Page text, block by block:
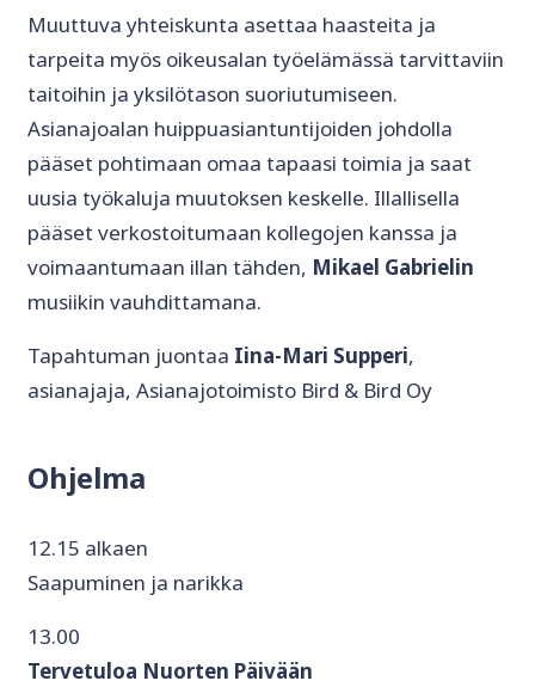
Muuttuva yhteiskunta asettaa haasteita ja
tarpeita myös oikeusalan työelämässä tarvittaviin
taitoihin ja yksilötason suoriutumiseen.
Asianajoalan huippuasiantuntijoiden johdolla
pääset pohtimaan omaa tapaasi toimia ja saat
uusia työkaluja muutoksen keskelle. Illallisella
pääset verkostoitumaan kollegojen kanssa ja
voimaantumaan illan tähden, Mikael Gabrielin
musiikin vauhdittamana.
Tapahtuman juontaa Iina-Mari Supperi,
asianajaja, Asianajotoimisto Bird & Bird Oy
Ohjelma
12.15 alkaen
Saapuminen ja narikka
13.00
Tervetuloa Nuorten Päivään